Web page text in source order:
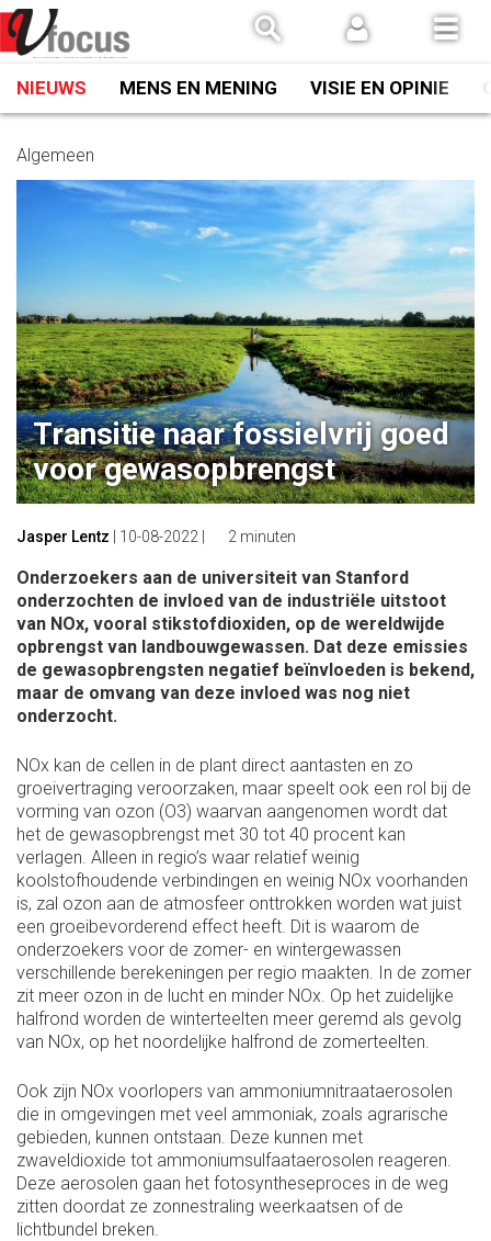
Spring
naar
inhoud
NIEUWS MENS EN MENING VISIE EN OPINIE
Algemeen
Transitie naar fossielvrij goed
voor gewasopbrengst
Jasper Lentz 10-08-2022 2 minuten
Onderzoekers aan de universiteit van Stanford
onderzochten de invloed van de industriële uitstoot
van NOx, vooral stikstofdioxiden, op de wereldwijde
opbrengst van landbouwgewassen. Dat deze emissies
de gewasopbrengsten negatief beïnvloeden is bekend,
maar de omvang van deze invloed was nog niet
onderzocht.
NOx kan de cellen in de plant direct aantasten en zo
groeivertraging veroorzaken, maar speelt ook een rol bij de
vorming van ozon (O3) waarvan aangenomen wordt dat
het de gewasopbrengst met 30 tot 40 procent kan
verlagen. Alleen in regio’s waar relatief weinig
koolstofhoudende verbindingen en weinig NOx voorhanden
is, zal ozon aan de atmosfeer onttrokken worden wat juist
een groeibevorderend effect heeft. Dit is waarom de
onderzoekers voor de zomer- en wintergewassen
verschillende berekeningen per regio maakten. In de zomer
zit meer ozon in de lucht en minder NOx. Op het zuidelijke
halfrond worden de winterteelten meer geremd als gevolg
van NOx, op het noordelijke halfrond de zomerteelten.
Ook zijn NOx voorlopers van ammoniumnitraataerosolen
die in omgevingen met veel ammoniak, zoals agrarische
gebieden, kunnen ontstaan. Deze kunnen met
zwaveldioxide tot ammoniumsulfaataerosolen reageren.
Deze aerosolen gaan het fotosyntheseproces in de weg
zitten doordat ze zonnestraling weerkaatsen of de
lichtbundel breken.